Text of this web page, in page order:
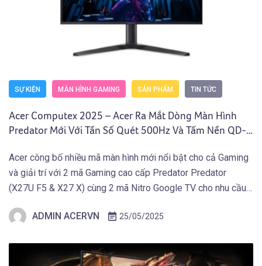
SỰ KIỆN MÀN HÌNH GAMING SẢN PHẨM TIN TỨC
Acer Computex 2025 – Acer Ra Mắt Dòng Màn Hình
Predator Mới Với Tần Số Quét 500Hz Và Tấm Nền QD-
Acer công bố nhiều mã màn hình mới nổi bật cho cả Gaming
và giải trí với 2 mã Gaming cao cấp Predator Predator
(X27U F5 & X27 X) cùng 2 mã Nitro Google TV cho nhu cầu
ADMIN ACERVN
25/05/2025